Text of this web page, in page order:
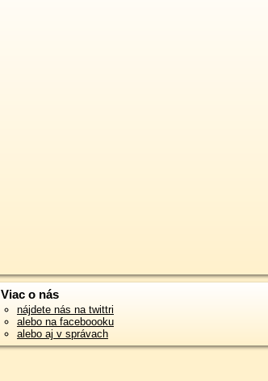
Viac o nás
nájdete nás na twittri
alebo na faceboooku
alebo aj v správach